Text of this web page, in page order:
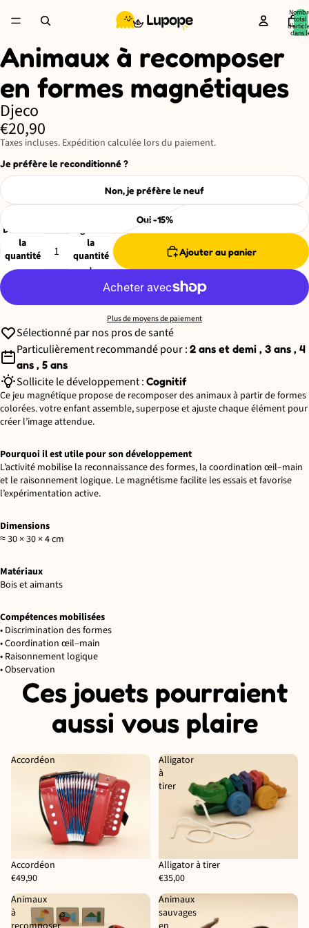
total
dans
Ouvrir
l’image
plein
écran
Animaux à recomposer
en formes magnétiques
Djeco
€20,90
Taxes incluses. Expédition calculée lors du paiement.
Je préfère le reconditionné ?
Non, je préfère le neuf
Oui -15%
Diminuer
la
quantité
Augmenter
la
quantité
Ajouter au panier
Plus de moyens de paiement
Sélectionné par nos pros de santé
Particulièrement recommandé pour : 2 ans et demi , 3 ans , 4
ans , 5 ans
Sollicite le développement : Cognitif
Ce jeu magnétique propose de recomposer des animaux à partir de formes
colorées. votre enfant assemble, superpose et ajuste chaque élément pour
créer l’image attendue.
Pourquoi il est utile pour son développement
L’activité mobilise la reconnaissance des formes, la coordination œil–main
et le raisonnement logique. Le magnétisme facilite les essais et favorise
l’expérimentation active.
Dimensions
≈ 30 × 30 × 4 cm
Matériaux
Bois et aimants
Compétences mobilisées
• Discrimination des formes
• Coordination œil–main
• Raisonnement logique
• Observation
Ces jouets pourraient
aussi vous plaire
Accordéon
Accordéon
€49,90
Alligator
à
tirer
Épuisé
Alligator à tirer
€35,00
Animaux
à
Animaux
sauvages